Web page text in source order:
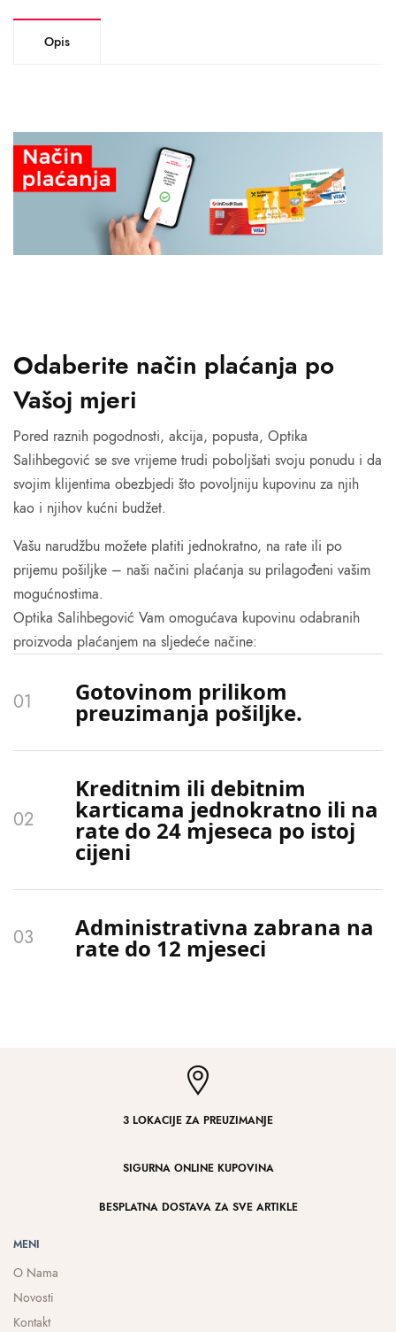
Opis
Odaberite način plaćanja po
Vašoj mjeri
Pored raznih pogodnosti, akcija, popusta, Optika
Salihbegović se sve vrijeme trudi poboljšati svoju ponudu i da
svojim klijentima obezbjedi što povoljniju kupovinu za njih
kao i njihov kućni budžet.
Vašu narudžbu možete platiti jednokratno, na rate ili po
prijemu pošiljke – naši načini plaćanja su prilagođeni vašim
mogućnostima.
Optika Salihbegović Vam omogućava kupovinu odabranih
proizvoda plaćanjem na sljedeće načine:
Gotovinom prilikom
preuzimanja pošiljke.
Kreditnim ili debitnim
karticama jednokratno ili na
rate do 24 mjeseca po istoj
cijeni
Administrativna zabrana na
rate do 12 mjeseci
3 LOKACIJE ZA PREUZIMANJE
SIGURNA ONLINE KUPOVINA
BESPLATNA DOSTAVA ZA SVE ARTIKLE
MENI
O Nama
Novosti
Kontakt